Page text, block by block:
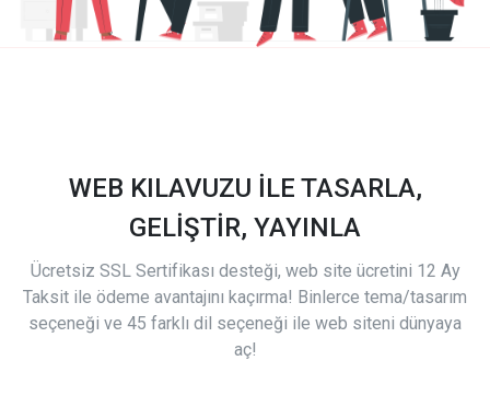
WEB KILAVUZU İLE TASARLA,
GELİŞTİR, YAYINLA
Ücretsiz SSL Sertifikası desteği, web site ücretini 12 Ay
Taksit ile ödeme avantajını kaçırma! Binlerce tema/tasarım
seçeneği ve 45 farklı dil seçeneği ile web siteni dünyaya
aç!